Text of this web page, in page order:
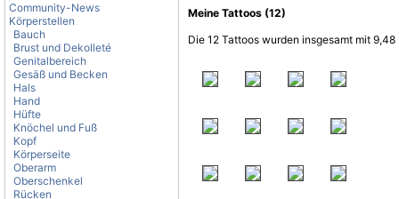
Community-News
Körperstellen
Bauch
Brust und Dekolleté
Genitalbereich
Gesäß und Becken
Hals
Hand
Hüfte
Knöchel und Fuß
Kopf
Körperseite
Oberarm
Oberschenkel
Rücken
Meine Tattoos (12)
Die 12 Tattoos wurden insgesamt mit